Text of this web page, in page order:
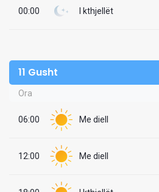
00:00 I kthjellët
11 Gusht
Ora
06:00 Me diell
12:00 Me diell